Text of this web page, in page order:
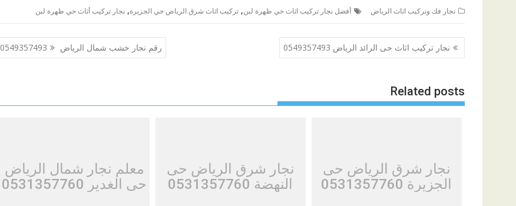
نجار فك وتركيب اثاث الرياض أفضل نجار تركيب اثاث حي ظهرة لبن, تركيب اثاث شرق الرياض حي الجزيرة, نجار تركيب أثاث حي ظهرة لبن
تصفّح
المقالات
نجار تركيب اثاث حى الرائد الرياض 0549357493 رقم نجار خشب شمال الرياض 0549357493
Related posts
نجار شرق الرياض حى
الجزيرة 0531357760
نجار شرق الرياض حى
النهضة 0531357760
معلم نجار شمال الرياض
حى الغدير 0531357760